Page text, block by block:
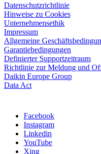
Datenschutzrichtlinie
Hinweise zu Cookies
Unternehmensethik
Impressum
Allgemeine
Garantiebedingungen
Definierter Supportzeitraum
Richtlinie zur Meldung und
Daikin Europe Group
Data Act
Facebook
Instagram
Linkedin
YouTube
Xing